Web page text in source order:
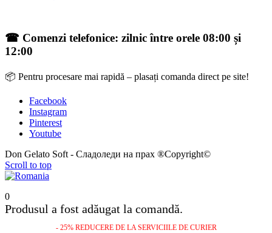
☎ Comenzi telefonice: zilnic între orele 08:00 și
12:00
📦 Pentru procesare mai rapidă – plasați comanda direct pe site!
Facebook
Instagram
Pinterest
Youtube
Don Gelato Soft - Сладоледи на прах ®Copyright©
Scroll to top
0
Produsul a fost adăugat la comandă.
- 25% REDUCERE DE LA SERVICIILE DE CURIER